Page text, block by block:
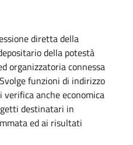
diretta della
della potestà
organizzatoria connessa
funzioni di indirizzo
anche economica
destinatari in
ed ai risultati